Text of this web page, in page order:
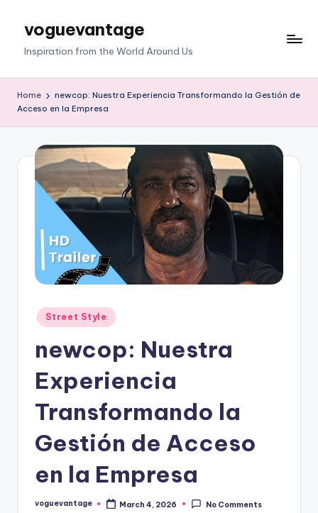
voguevantage
Inspiration from the World Around Us
Home
newcop: Nuestra Experiencia Transformando la Gestión de
Acceso en la Empresa
Posted
in
Street Style
newcop: Nuestra
Experiencia
Transformando la
Gestión de Acceso
en la Empresa
Posted
voguevantage March 4, 2026 No Comments